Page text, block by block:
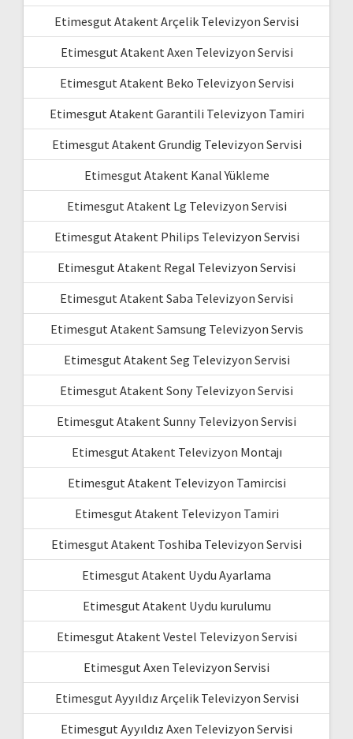
Etimesgut Atakent Arçelik Televizyon Servisi
Etimesgut Atakent Axen Televizyon Servisi
Etimesgut Atakent Beko Televizyon Servisi
Etimesgut Atakent Garantili Televizyon Tamiri
Etimesgut Atakent Grundig Televizyon Servisi
Etimesgut Atakent Kanal Yükleme
Etimesgut Atakent Lg Televizyon Servisi
Etimesgut Atakent Philips Televizyon Servisi
Etimesgut Atakent Regal Televizyon Servisi
Etimesgut Atakent Saba Televizyon Servisi
Etimesgut Atakent Samsung Televizyon Servis
Etimesgut Atakent Seg Televizyon Servisi
Etimesgut Atakent Sony Televizyon Servisi
Etimesgut Atakent Sunny Televizyon Servisi
Etimesgut Atakent Televizyon Montajı
Etimesgut Atakent Televizyon Tamircisi
Etimesgut Atakent Televizyon Tamiri
Etimesgut Atakent Toshiba Televizyon Servisi
Etimesgut Atakent Uydu Ayarlama
Etimesgut Atakent Uydu kurulumu
Etimesgut Atakent Vestel Televizyon Servisi
Etimesgut Axen Televizyon Servisi
Etimesgut Ayyıldız Arçelik Televizyon Servisi
Etimesgut Ayyıldız Axen Televizyon Servisi